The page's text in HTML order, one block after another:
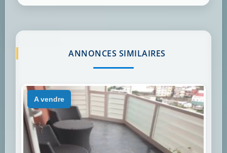
ANNONCES SIMILAIRES
a vendre